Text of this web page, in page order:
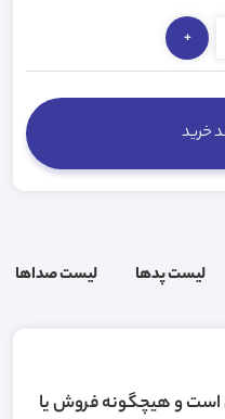
+
خرید
لیست پد‌ها لیست صدا‌ها
است و هیچگونه فروش یا